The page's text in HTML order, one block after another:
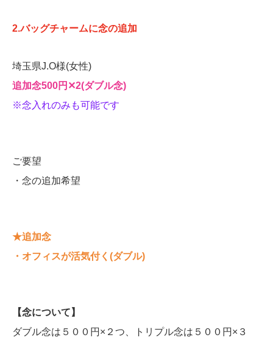
2.バッグチャームに念の追加
埼玉県J.O様(女性)
追加念500円‪✕‬2(ダブル念)
※念入れのみも可能です
ご要望
・念の追加希望
★追加念
・オフィスが活気付く(ダブル)
【念について】
ダブル念は５００円×２つ、トリプル念は５００円×３